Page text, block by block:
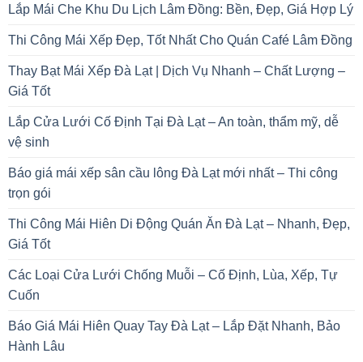
Lắp Mái Che Khu Du Lịch Lâm Đồng: Bền, Đẹp, Giá Hợp Lý
Thi Công Mái Xếp Đẹp, Tốt Nhất Cho Quán Café Lâm Đồng
Thay Bạt Mái Xếp Đà Lạt | Dịch Vụ Nhanh – Chất Lượng –
Giá Tốt
Lắp Cửa Lưới Cố Định Tại Đà Lạt – An toàn, thẩm mỹ, dễ
vệ sinh
Báo giá mái xếp sân cầu lông Đà Lạt mới nhất – Thi công
trọn gói
Thi Công Mái Hiên Di Động Quán Ăn Đà Lạt – Nhanh, Đẹp,
Giá Tốt
Các Loại Cửa Lưới Chống Muỗi – Cố Định, Lùa, Xếp, Tự
Cuốn
Báo Giá Mái Hiên Quay Tay Đà Lạt – Lắp Đặt Nhanh, Bảo
Hành Lâu